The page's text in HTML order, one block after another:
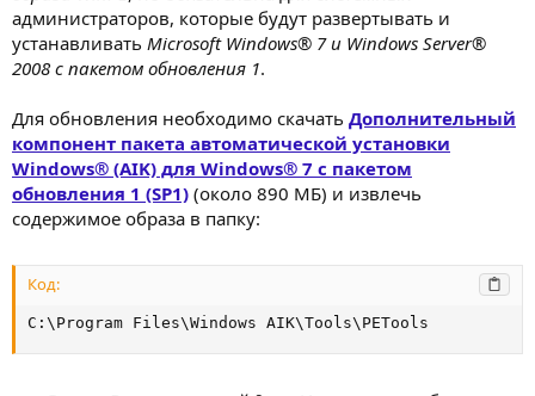
администраторов, которые будут развертывать и
устанавливать Microsoft Windows® 7 и Windows Server®
2008 с пакетом обновления 1.
Для обновления необходимо скачать Дополнительный
компонент пакета автоматической установки
Windows® (AIK) для Windows® 7 с пакетом
обновления 1 (SP1) (около 890 МБ) и извлечь
содержимое образа в папку:
Код:
C:\Program Files\Windows AIK\Tools\PETools